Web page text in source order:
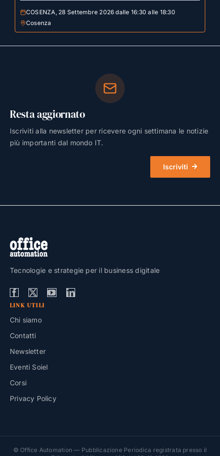
COSENZA, 28 Settembre 2026 dalle 16:30 alle 18:30
Cosenza
Resta aggiornato
Iscriviti alla newsletter per ricevere ogni settimana le notizie
più importanti dal mondo IT.
Iscriviti
Tecnologie e strategie per il business digitale
LINK UTILI
Chi siamo
Contatti
Newsletter
Eventi Soiel
Corsi
Privacy Policy
© Office Automation — Pubblicazione Periodica registrata presso il